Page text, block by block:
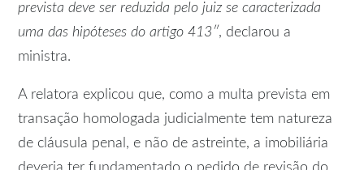
prevista deve ser reduzida pelo juiz se caracterizada
uma das hipóteses do artigo 413″, declarou a
ministra.
A relatora explicou que, como a multa prevista em
transação homologada judicialmente tem natureza
de cláusula penal, e não de astreinte, a imobiliária